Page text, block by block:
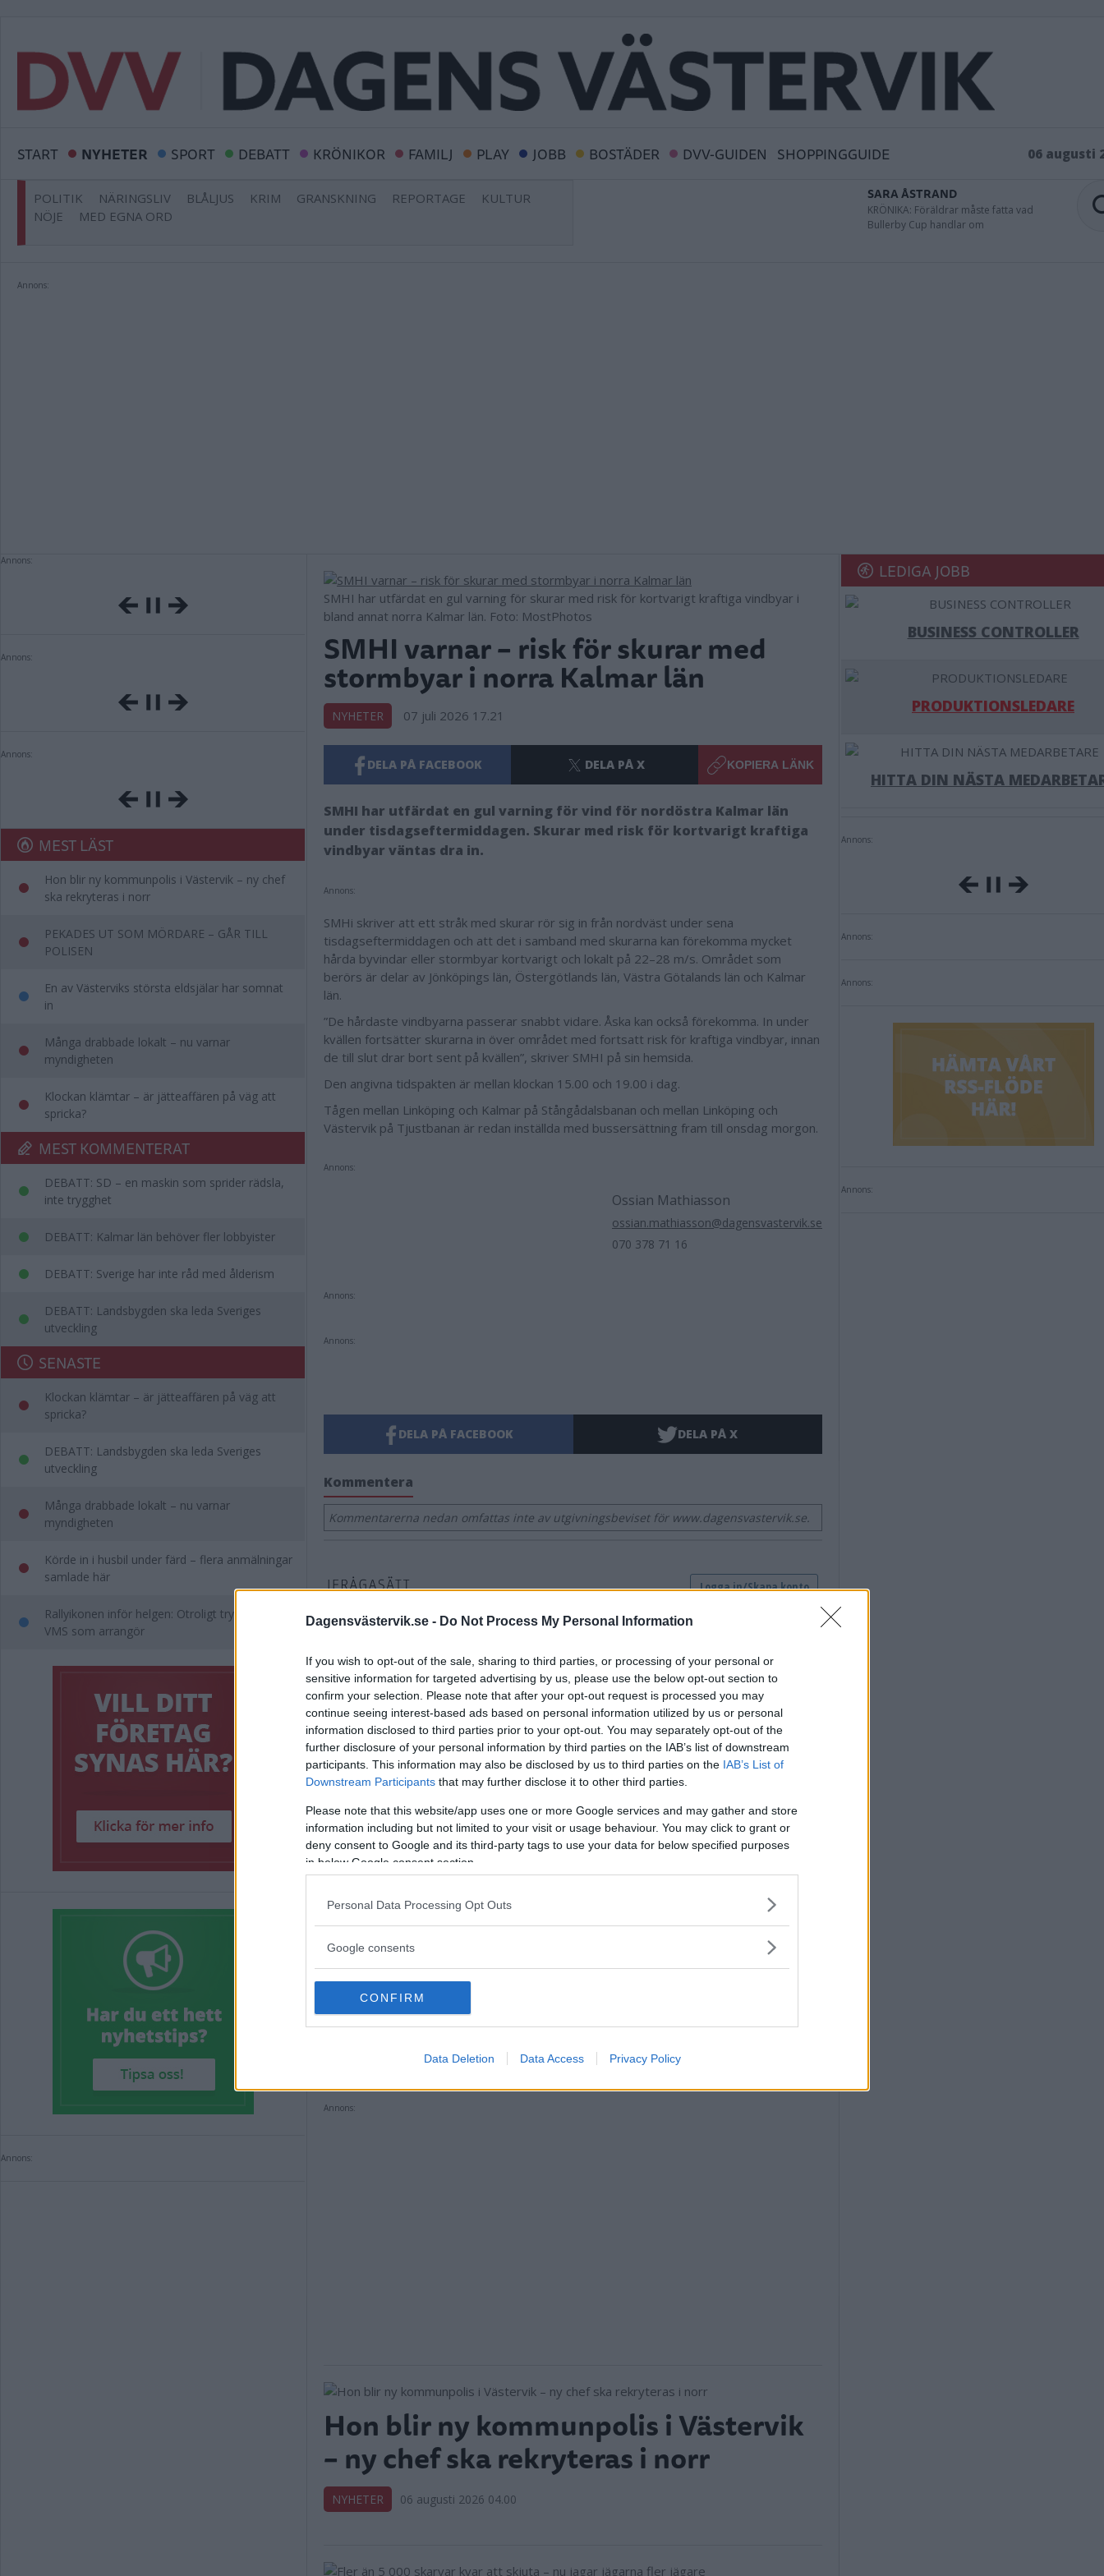
Dagensvästervik.se - Do Not Process My Personal Information
If you wish to opt-out of the sale, sharing to third parties, or processing of your personal or
sensitive information for targeted advertising by us, please use the below opt-out section to
confirm your selection. Please note that after your opt-out request is processed you may
continue seeing interest-based ads based on personal information utilized by us or personal
information disclosed to third parties prior to your opt-out. You may separately opt-out of the
further disclosure of your personal information by third parties on the IAB’s list of downstream
participants. This information may also be disclosed by us to third parties on the IAB’s List of
Downstream Participants that may further disclose it to other third parties.
Please note that this website/app uses one or more Google services and may gather and store
information including but not limited to your visit or usage behaviour. You may click to grant or
deny consent to Google and its third-party tags to use your data for below specified purposes
in below Google consent section.
Personal Data Processing Opt Outs
Google consents
CONFIRM
Data Deletion Data Access Privacy Policy
START NYHETER SPORT DEBATT KRÖNIKOR FAMILJ PLAY JOBB BOSTÄDER DVV-GUIDEN SHOPPINGGUIDE 06 augusti
POLITIK NÄRINGSLIV BLÅLJUS KRIM GRANSKNING REPORTAGE
KULTUR
NÖJE
MED EGNA ORD
SARA ÅSTRAND
KRÖNIKA: Föräldrar måste fatta vad
Bullerby Cup handlar om
Annons:
Annons:
Annons:
Annons:
MEST LÄST
Hon blir ny kommunpolis i Västervik – ny chef
ska rekryteras i norr
PEKADES UT SOM MÖRDARE – GÅR TILL
POLISEN
En av Västerviks största eldsjälar har somnat
in
Många drabbade lokalt – nu varnar
myndigheten
Klockan klämtar – är jätteaffären på väg att
spricka?
MEST KOMMENTERAT
DEBATT: SD – en maskin som sprider rädsla,
inte trygghet
DEBATT: Kalmar län behöver fler lobbyister
DEBATT: Sverige har inte råd med ålderism
DEBATT: Landsbygden ska leda Sveriges
utveckling
SENASTE
Klockan klämtar – är jätteaffären på väg att
spricka?
DEBATT: Landsbygden ska leda Sveriges
utveckling
Många drabbade lokalt – nu varnar
myndigheten
Körde in i husbil under färd – flera anmälningar
samlade här
Rallyikonen inför helgen: Otroligt trygg med
VMS som arrangör
Annons:
SMHI har utfärdat en gul varning för skurar med risk för kortvarigt kraftiga vindbyar i
bland annat norra Kalmar län. Foto: MostPhotos
SMHI varnar – risk för skurar med
stormbyar i norra Kalmar län
NYHETER 07 juli 2026 17.21
DELA PÅ FACEBOOK DELA PÅ X KOPIERA LÄNK
SMHI har utfärdat en gul varning för vind för nordöstra Kalmar län
under tisdagseftermiddagen. Skurar med risk för kortvarigt kraftiga
vindbyar väntas dra in.
Annons:
SMHi skriver att ett stråk med skurar rör sig in från nordväst under sena
tisdagseftermiddagen och att det i samband med skurarna kan förekomma mycket
hårda byvindar eller stormbyar kortvarigt och lokalt på 22–28 m/s. Området som
berörs är delar av Jönköpings län, Östergötlands län, Västra Götalands län och Kalmar
län.
”De hårdaste vindbyarna passerar snabbt vidare. Åska kan också förekomma. In under
kvällen fortsätter skurarna in över området med fortsatt risk för kraftiga vindbyar, innan
de till slut drar bort sent på kvällen”, skriver SMHI på sin hemsida.
Den angivna tidspakten är mellan klockan 15.00 och 19.00 i dag.
Tågen mellan Linköping och Kalmar på Stångådalsbanan och mellan Linköping och
Västervik på Tjustbanan är redan inställda med bussersättning fram till onsdag morgon.
Annons:
Ossian Mathiasson
ossian.mathiasson@dagensvastervik.se
070 378 71 16
Annons:
Annons:
DELA PÅ FACEBOOK DELA PÅ X
Kommentera
Kommentarerna nedan omfattas inte av utgivningsbeviset för www.dagensvastervik.se.
Många drabbade lokalt – nu varnar
myndigheten
06 augusti 2026 15.13
Annons:
Hon blir ny kommunpolis i Västervik
– ny chef ska rekryteras i norr
NYHETER 06 augusti 2026 04.00
LEDIGA JOBB
BUSINESS CONTROLLER
PRODUKTIONSLEDARE
HITTA DIN NÄSTA
Annons:
Annons:
Annons:
Annons: